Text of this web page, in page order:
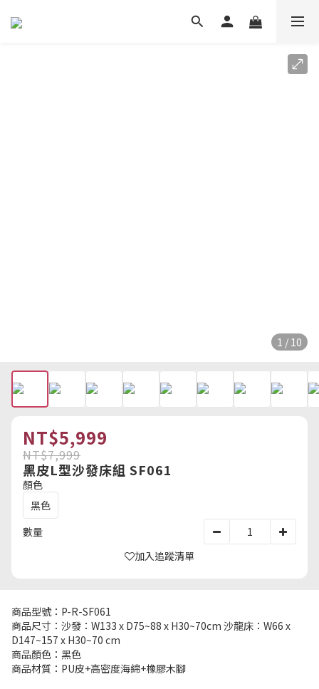
1 / 10
NT$5,999
NT$7,999
黑皮L型沙發床組 SF061
顏色
黑色
數量
加入追蹤清單
商品型號：P-R-SF061
商品尺寸：沙發：W133 x D75~88 x H30~70cm 沙龍床：W66 x
D147~157 x H30~70 cm
商品顏色：黑色
商品材質：PU皮+高密度海綿+橡膠木腳